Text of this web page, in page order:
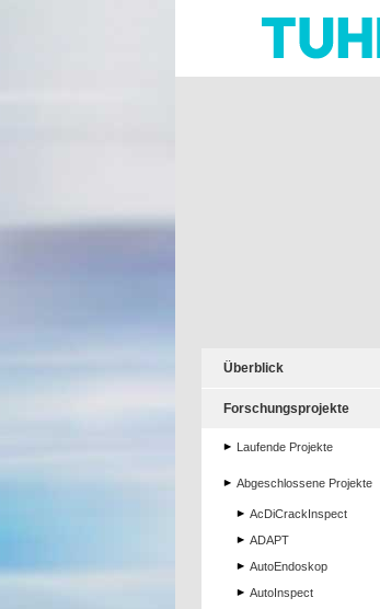
Überblick
Forschungsprojekte
Laufende Projekte
Abgeschlossene Projekte
AcDiCrackInspect
ADAPT
AutoEndoskop
AutoInspect